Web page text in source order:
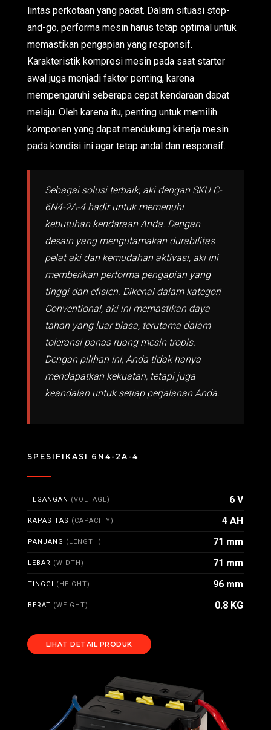
lintas perkotaan yang padat. Dalam situasi stop-
and-go, performa mesin harus tetap optimal untuk
memastikan pengapian yang responsif.
Karakteristik kompresi mesin pada saat starter
awal juga menjadi faktor penting, karena
mempengaruhi seberapa cepat kendaraan dapat
melaju. Oleh karena itu, penting untuk memilih
komponen yang dapat mendukung kinerja mesin
pada kondisi ini agar tetap andal dan responsif.
Sebagai solusi terbaik, aki dengan SKU C-
6N4-2A-4 hadir untuk memenuhi
kebutuhan kendaraan Anda. Dengan
desain yang mengutamakan durabilitas
pelat aki dan kemudahan aktivasi, aki ini
memberikan performa pengapian yang
tinggi dan efisien. Dikenal dalam kategori
Conventional, aki ini memastikan daya
tahan yang luar biasa, terutama dalam
toleransi panas ruang mesin tropis.
Dengan pilihan ini, Anda tidak hanya
mendapatkan kekuatan, tetapi juga
keandalan untuk setiap perjalanan Anda.
SPESIFIKASI 6N4-2A-4
TEGANGAN (VOLTAGE) 6 V
KAPASITAS (CAPACITY) 4 AH
PANJANG (LENGTH) 71 mm
LEBAR (WIDTH) 71 mm
TINGGI (HEIGHT) 96 mm
BERAT (WEIGHT) 0.8 KG
LIHAT DETAIL PRODUK